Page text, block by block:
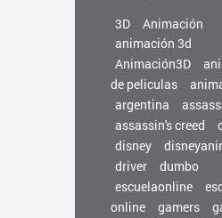
3D
Animación
animación 3d
Animación3D
de peliculas
argentina
assassin's creed
disney
driver
dumbo
escuelaonline
online
gamers